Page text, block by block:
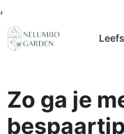
,
naar
de
Zo ga je